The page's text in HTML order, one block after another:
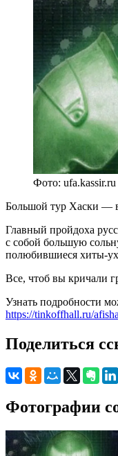
Фото: ufa.kassir.ru
Большой тур Хаски —
Главный пройдоха
с собой большую
полюбившиеся хиты-
Все, чтоб вы кричали
Узнать подробности
https://tinkoffhall.ru/
Поделиться
Фотографии